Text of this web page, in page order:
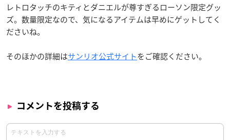
レトロタッチのキティとダニエルが尊すぎるローソン限定グッ
ズ。数量限定なので、気になるアイテムは早めにゲットしてく
ださいね。
そのほかの詳細はサンリオ公式サイトをご確認ください。
コメントを投稿する